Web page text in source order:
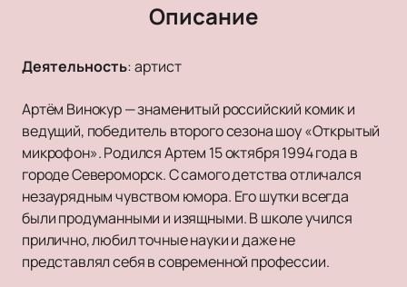
Описание
Деятельность:артист
Артём Винокур — знаменитый российский комик и
ведущий, победитель второго сезона шоу «Открытый
микрофон». Родился Артем 15 октября 1994 года в
городе Североморск. С самого детства отличался
незаурядным чувством юмора. Его шутки всегда
были продуманными и изящными. В школе учился
прилично, любил точные науки и даже не
представлял себя в современной профессии.